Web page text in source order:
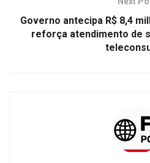
Governo antecipa R$ 8,4
reforça atendimento de